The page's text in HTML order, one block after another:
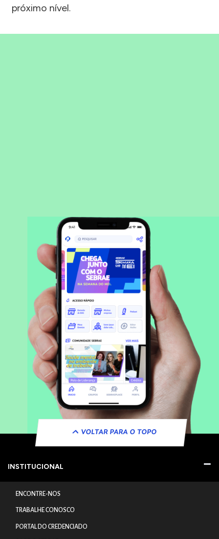
próximo nível.
VOLTAR PARA O TOPO
INSTITUCIONAL
ENCONTRE-NOS
TRABALHE CONOSCO
PORTAL DO CREDENCIADO